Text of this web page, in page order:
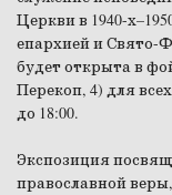
Церкви в 1940-
епархией и Свято-
будет открыта в
Перекоп, 4) для
до 18:00.
Экспозиция
православной